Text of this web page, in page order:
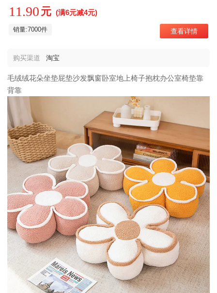
11.90 元 (满6元减4元)
销量:7000件 查看详情
购买渠道 淘宝
毛绒绒花朵坐垫屁垫沙发飘窗卧室地上椅子抱枕办公室椅垫靠
背靠